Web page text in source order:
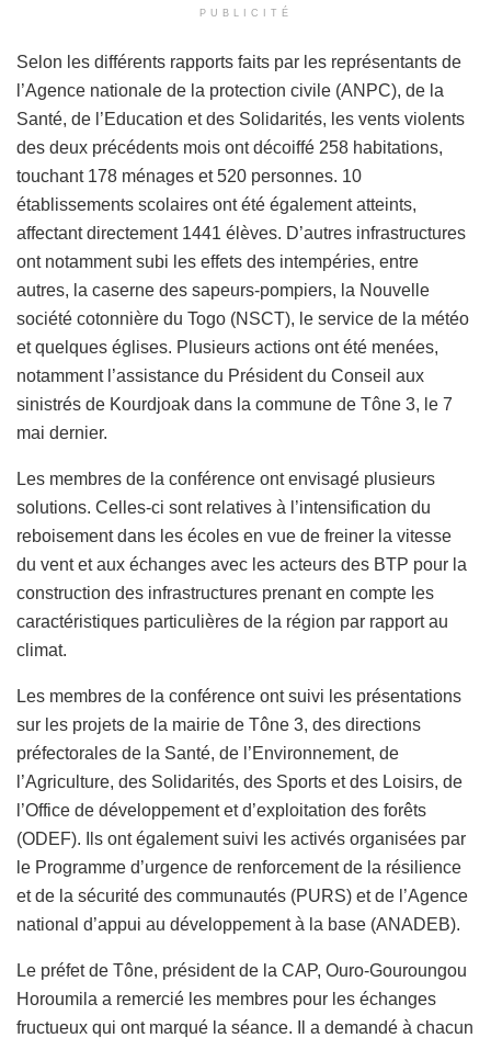
PUBLICITÉ
Selon les différents rapports faits par les représentants de
l’Agence nationale de la protection civile (ANPC), de la
Santé, de l’Education et des Solidarités, les vents violents
des deux précédents mois ont décoiffé 258 habitations,
touchant 178 ménages et 520 personnes. 10
établissements scolaires ont été également atteints,
affectant directement 1441 élèves. D’autres infrastructures
ont notamment subi les effets des intempéries, entre
autres, la caserne des sapeurs-pompiers, la Nouvelle
société cotonnière du Togo (NSCT), le service de la météo
et quelques églises. Plusieurs actions ont été menées,
notamment l’assistance du Président du Conseil aux
sinistrés de Kourdjoak dans la commune de Tône 3, le 7
mai dernier.
Les membres de la conférence ont envisagé plusieurs
solutions. Celles-ci sont relatives à l’intensification du
reboisement dans les écoles en vue de freiner la vitesse
du vent et aux échanges avec les acteurs des BTP pour la
construction des infrastructures prenant en compte les
caractéristiques particulières de la région par rapport au
climat.
Les membres de la conférence ont suivi les présentations
sur les projets de la mairie de Tône 3, des directions
préfectorales de la Santé, de l’Environnement, de
l’Agriculture, des Solidarités, des Sports et des Loisirs, de
l’Office de développement et d’exploitation des forêts
(ODEF). Ils ont également suivi les activés organisées par
le Programme d’urgence de renforcement de la résilience
et de la sécurité des communautés (PURS) et de l’Agence
national d’appui au développement à la base (ANADEB).
Le préfet de Tône, président de la CAP, Ouro-Gouroungou
Horoumila a remercié les membres pour les échanges
fructueux qui ont marqué la séance. Il a demandé à chacun